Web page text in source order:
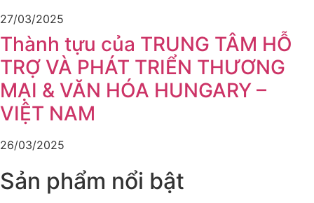
27/03/2025
Thành tựu của TRUNG TÂM HỖ
TRỢ VÀ PHÁT TRIỂN THƯƠNG
MẠI & VĂN HÓA HUNGARY –
VIỆT NAM
26/03/2025
Sản phẩm nổi bật